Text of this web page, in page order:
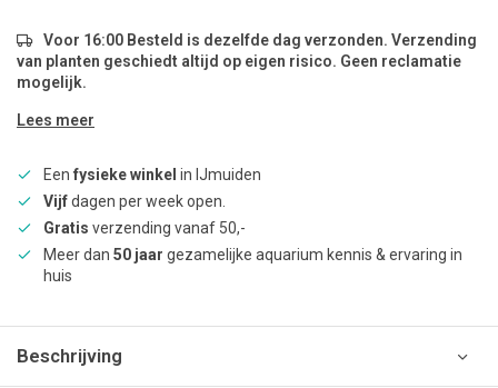
Voor 16:00 Besteld is dezelfde dag verzonden. Verzending
van planten geschiedt altijd op eigen risico. Geen reclamatie
mogelijk.
Lees meer
Een fysieke winkel in IJmuiden
Vijfdagen per week open.
Gratis verzending vanaf 50,-
Meer dan 50 jaar gezamelijke aquarium kennis & ervaring in
huis
Beschrijving